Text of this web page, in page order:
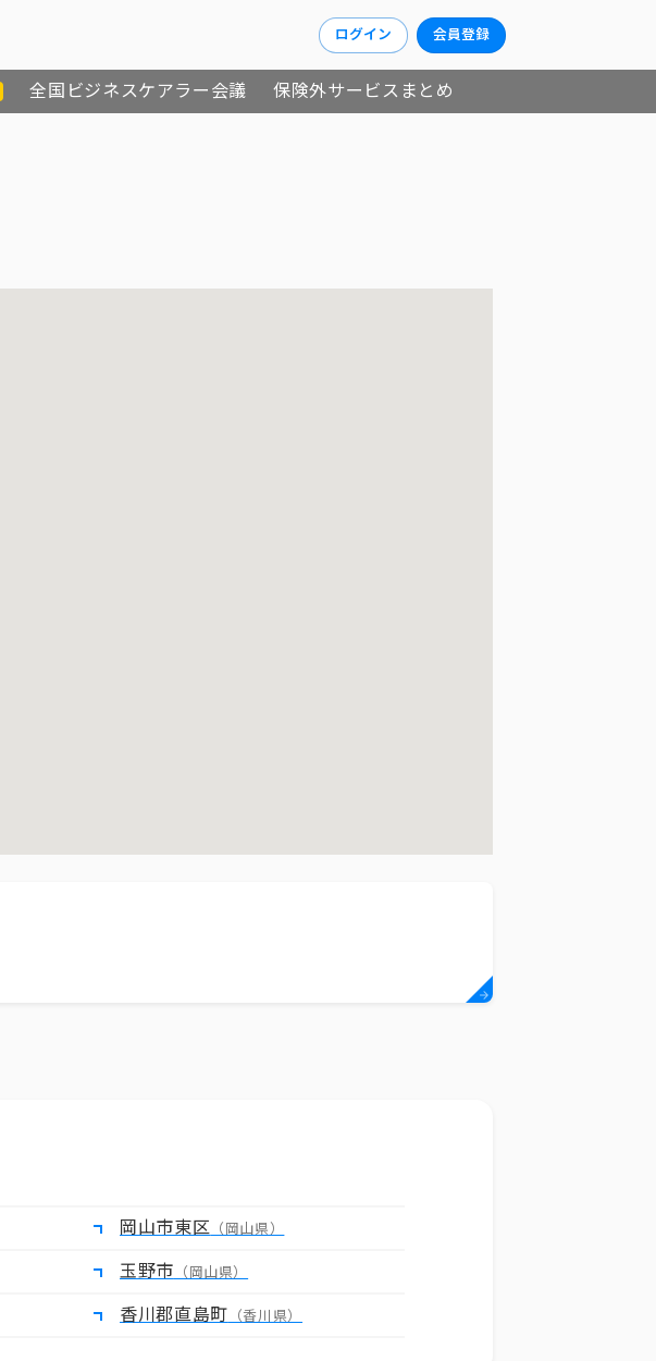
ログイン 会員登録
全国ビジネスケアラー会議 保険外サービスまとめ
岡山市東区 （岡山県）
玉野市 （岡山県）
香川郡直島町 （香川県）